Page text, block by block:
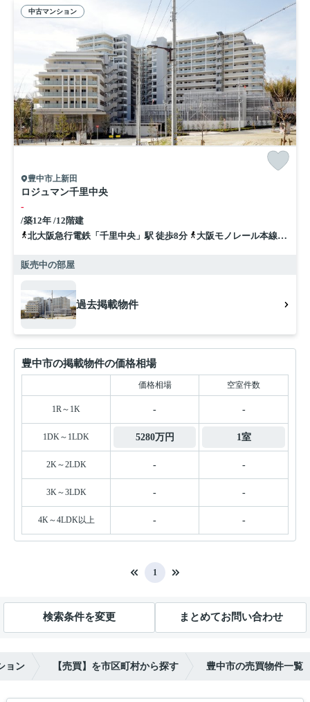
中古マンション
豊中市上新田
ロジュマン千里中央
-
/築12年 /12階建
北大阪急行電鉄「千里中央」駅 徒歩8分
大阪モノレール本線「千里中央」駅 徒歩6分
販売中の部屋
過去掲載物件
豊中市の掲載物件の価格相場
価格相場 空室件数
1R～1K - -
1DK～1LDK 5280万円 1室
2K～2LDK - -
3K～3LDK - -
4K～4LDK以上 - -
1
検索条件を変更 まとめてお問い合わせ
ョン 【売買】を市区町村から探す 豊中市の売買物件一覧